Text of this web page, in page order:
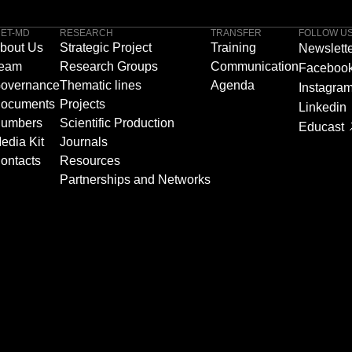
MD
Us
Kit
RESEARCH
Strategic Project
Research Groups
Thematic lines
Projects
Scientific Production
Journals
Resources
Partnerships and Networks
TRANSFER
Training
Communication
Agenda
FOLLOW
Linkedin
Educast